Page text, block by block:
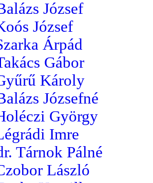
József
József
Árpád
Gábor
Károly
Józsefné
György
Imre
Tárnok Pálné
László